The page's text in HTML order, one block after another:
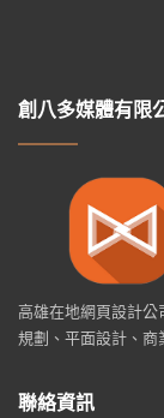
創八多媒體有限
高雄在地網頁設計
規劃、平面設計、商
聯絡資訊